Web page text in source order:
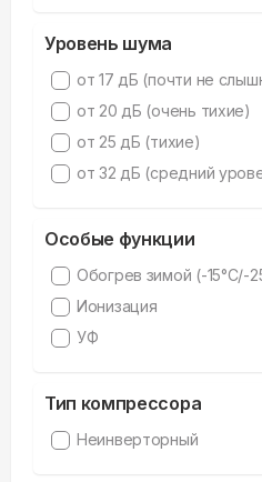
Уровень шума
от 17 дБ (почти не
от 20 дБ (очень тихие)
от 25 дБ (тихие)
от 32 дБ (средний
Особые функции
Обогрев зимой (-15°C/-
Ионизация
УФ
Тип компрессора
Неинверторный